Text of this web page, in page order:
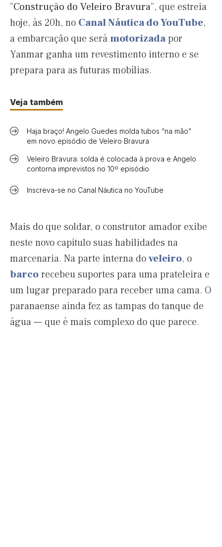
“Construção do Veleiro Bravura”, que estreia
hoje, às 20h, no Canal Náutica do YouTube,
a embarcação que serámotorizadapor
Yanmar ganha um revestimento interno e se
prepara para as futuras mobílias.
Veja também
Haja braço! Angelo Guedes molda tubos “na mão”
em novo episódio de Veleiro Bravura
Veleiro Bravura: solda é colocada à prova e Angelo
contorna imprevistos no 10º episódio
Inscreva-se no Canal Náutica no YouTube
Mais do que soldar, o construtor amador exibe
neste novo capítulo suas habilidades na
marcenaria. Na parte interna doveleiro, o
barcorecebeu suportes para uma prateleira e
um lugar preparado para receber uma cama. O
paranaense ainda fez as tampas do tanque de
água — que é mais complexo do que parece.